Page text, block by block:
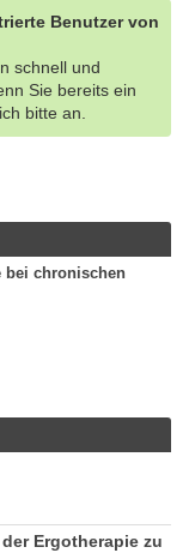
Benutzer von
schnell und
Sie bereits ein
bitte an.
bei chronischen
Ergotherapie zu